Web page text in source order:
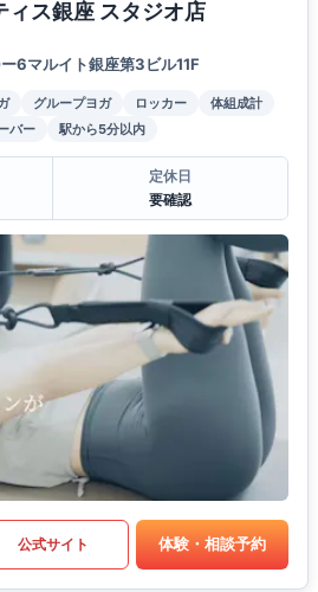
ィス銀座 スタジオ店
6マルイト銀座第3ビル11F
グループヨガ ロッカー
体組成計
バー 駅から5分以内
定休日
要確認
公式サイト 体験・相談予約